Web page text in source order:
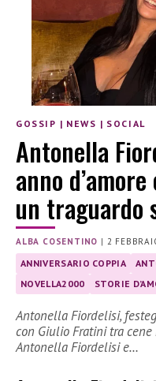
GOSSIP | NEWS | SOCIAL
Antonella
anno
un traguardo
ALBA COSENTINO | 2
ANNIVERSARIO COPPIA
NOVELLA2000
STORIE
Antonella Fiordelisi,
con Giulio Fratini tra
Antonella Fiordelisi e…